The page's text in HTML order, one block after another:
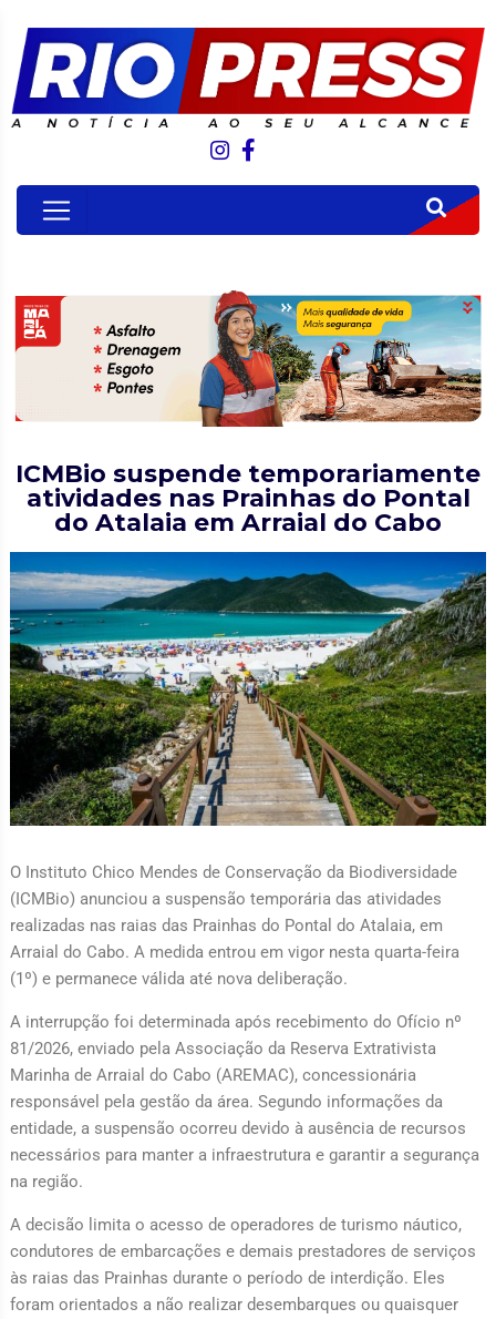
ICMBio suspende temporariamente
atividades nas Prainhas do Pontal
do Atalaia em Arraial do Cabo
O Instituto Chico Mendes de Conservação da Biodiversidade
(ICMBio) anunciou a suspensão temporária das atividades
realizadas nas raias das Prainhas do Pontal do Atalaia, em
Arraial do Cabo. A medida entrou em vigor nesta quarta-feira
(1º) e permanece válida até nova deliberação.
A interrupção foi determinada após recebimento do Ofício nº
81/2026, enviado pela Associação da Reserva Extrativista
Marinha de Arraial do Cabo (AREMAC), concessionária
responsável pela gestão da área. Segundo informações da
entidade, a suspensão ocorreu devido à ausência de recursos
necessários para manter a infraestrutura e garantir a segurança
na região.
A decisão limita o acesso de operadores de turismo náutico,
condutores de embarcações e demais prestadores de serviços
às raias das Prainhas durante o período de interdição. Eles
foram orientados a não realizar desembarques ou quaisquer